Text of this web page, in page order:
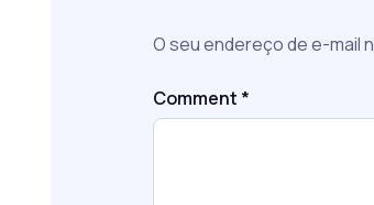
O seu endereço de e-mail
Comment *